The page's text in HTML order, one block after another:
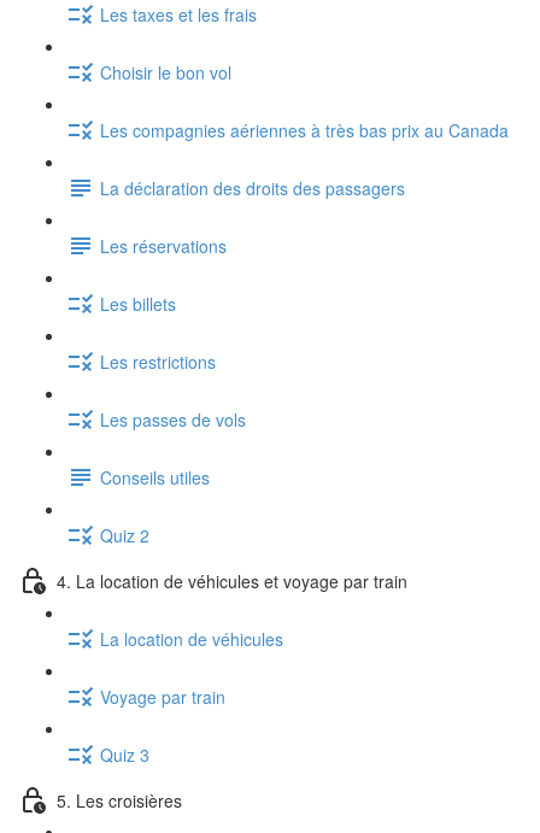
Les taxes et les frais
Choisir le bon vol
Les compagnies aériennes à très bas prix au Canada
La déclaration des droits des passagers
Les réservations
Les billets
Les restrictions
Les passes de vols
Conseils utiles
Quiz 2
4. La location de véhicules et voyage par train
La location de véhicules
Voyage par train
Quiz 3
5. Les croisières